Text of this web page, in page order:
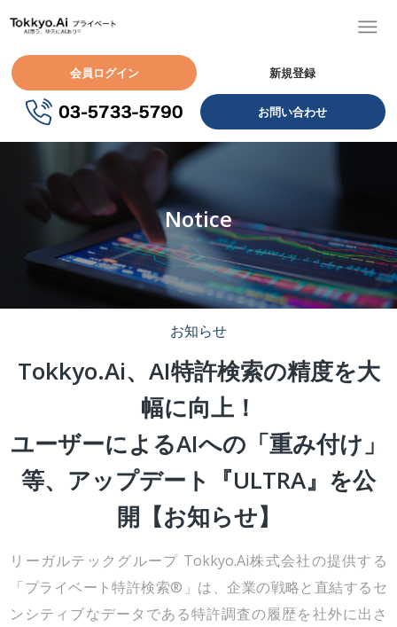
会員ログイン 新規登録
お問い合わせ
Notice
お知らせ
Tokkyo.Ai、AI特許検索の精度を大
幅に向上！
ユーザーによるAIへの「重み付け」
等、アップデート『ULTRA』を公
開【お知らせ】
リーガルテックグループ Tokkyo.Ai株式会社の提供する
「プライベート特許検索®」は、企業の戦略と直結するセ
ンシティブなデータである特許調査の履歴を社外に出さ